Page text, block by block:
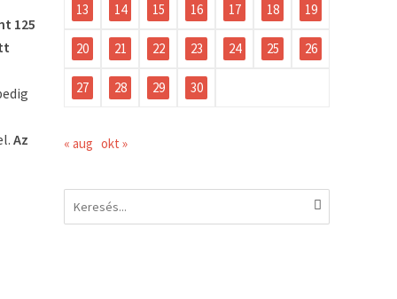
125
Az
13 14 15 16 17 18 19
20 21 22 23 24 25 26
27 28 29 30
« aug okt »